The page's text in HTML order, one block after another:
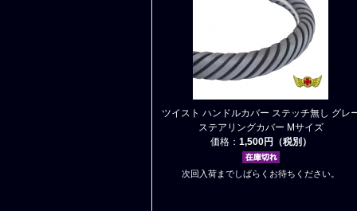
ツイスト ハンドルカバー ステッチ無し グレ
ステアリングカバー Mサイズ
価格： 1,500円（税別）
次回入荷までしばらくお待ちください。